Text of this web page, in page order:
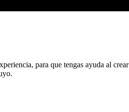
para que tengas ayuda al